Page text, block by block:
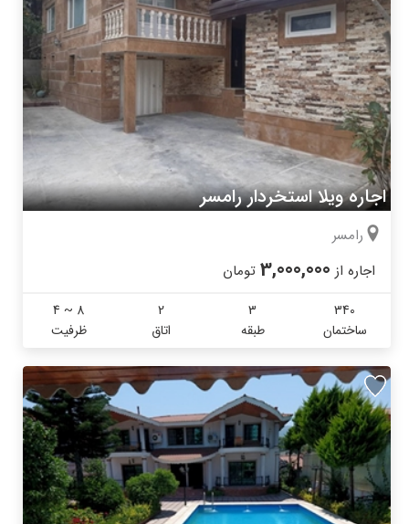
اجاره ویلا استخردار رامسر
رامسر
اجاره از 3,000,000 تومان
340
ساختمان
3
طبقه
2
اتاق
4 ~ 8
ظرفیت